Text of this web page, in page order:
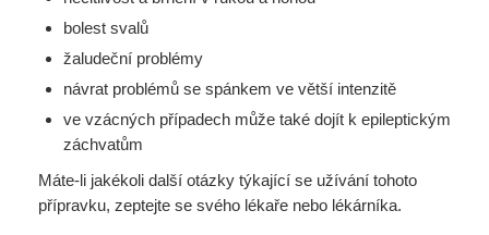
bolest svalů
žaludeční problémy
návrat problémů se spánkem ve větší intenzitě
ve vzácných případech může také dojít k epileptickým
záchvatům
Máte-li jakékoli další otázky týkající se užívání tohoto
přípravku, zeptejte se svého lékaře nebo lékárníka.